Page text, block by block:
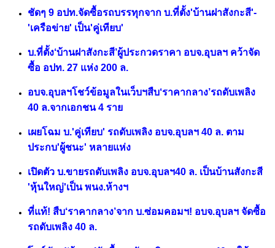
ชัดๆ 9 อปท.จัดซื้อรถบรรทุกจาก บ.ที่ตั้ง'บ้านฝาสังกะสี'-
'เครือข่าย' เป็น'คู่เทียบ'
บ.ที่ตั้ง‘บ้านฝาสังกะสี’ผู้ประกวดราคา อบจ.อุบลฯ คว้าจัด
ซื้อ อปท. 27 แห่ง 200 ล.
อบจ.อุบลฯโชว์ข้อมูลในเว็บฯสืบ‘ราคากลาง’รถดับเพลิง
40 ล.จากเอกชน 4 ราย
เผยโฉม บ.'คู่เทียบ' รถดับเพลิง อบจ.อุบลฯ 40 ล. ตาม
ประกบ'ผู้ชนะ' หลายแห่ง
เปิดตัว บ.ขายรถดับเพลิง อบจ.อุบลฯ40 ล. เป็นบ้านสังกะสี
'หุ้นใหญ่'เป็น พนง.ห้างฯ
ที่แท้! สืบ‘ราคากลาง’จาก บ.ซ่อมคอมฯ! อบจ.อุบลฯ จัดซื้อ
รถดับเพลิง 40 ล.